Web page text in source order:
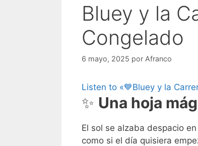
Bluey y la
Congelado
6 mayo, 2025 por Afranco
Listen to «💙Bluey y la
✨ Una hoja
El sol se alzaba despacio
como si el día quisiera